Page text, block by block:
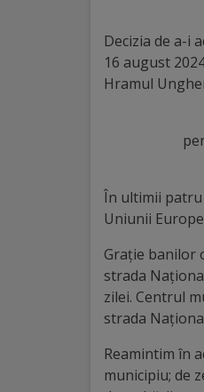
Distincții
Cetățeni
Deținători
titlului
„Merite
pentru
Ungheni”
Decizia de a-i
16 august
Hramul
În ultimii patru
Uniunii
Grație banilor
strada
zilei. Centrul
strada
Reamintim în
municipiu; de